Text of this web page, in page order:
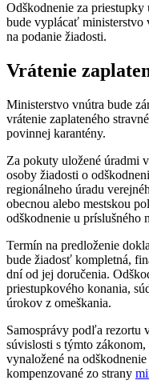
Odškodnenie za
bude vyplácať ministerstvo
na podanie žiadosti.
Vrátenie
Ministerstvo vnútra bude
vrátenie zaplateného
povinnej karantény.
Za pokuty uložené úradmi
osoby žiadosti o
regionálneho úradu
obecnou alebo mestskou
odškodnenie u príslušného
Termín na predloženie
bude žiadosť kompletná,
dní od jej doručenia.
priestupkového konania,
úrokov z omeškania.
Samosprávy podľa rezortu
súvislosti s týmto
vynaložené na
kompenzované zo strany